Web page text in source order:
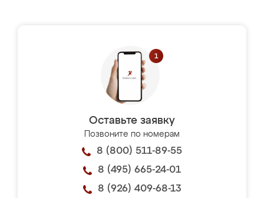
Оставьте заявку
Позвоните по номерам
8 (800) 511-89-55
8 (495) 665-24-01
8 (926) 409-68-13